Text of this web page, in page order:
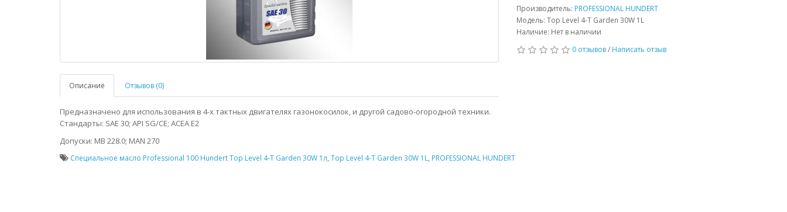
Описание Отзывов (0)
Предназначено для использования в 4-х тактных двигателях газонокосилок, и другой садово-огородной техники.
Стандарты: SAE 30; API SG/CE; ACEA E2
Допуски: MB 228.0; MAN 270
Производитель: PROFESSIONAL HUNDERT
Модель: Top Level 4-T Garden 30W 1L
Наличие: Нет в наличии
0 отзывов/ Написать отзыв
Специальное масло Professional 100 Hundert Top Level 4-T Garden 30W 1л, Top Level 4-T Garden 30W 1L, PROFESSIONAL HUNDERT